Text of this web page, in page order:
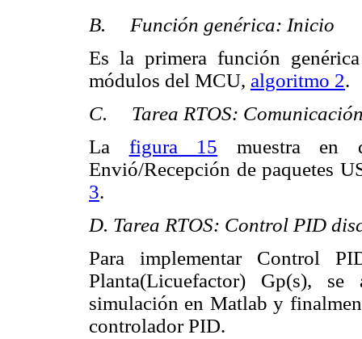
B. Función genérica: Inicio
Es la primera función
módulos del MCU, algoritmo 2.
C. Tarea RTOS:
La figura 15 muestra en
Envió/Recepción de paquetes
3.
D. Tarea RTOS: Control PID
Para implementar Control
Planta(Licuefactor) Gp(s),
simulación en Matlab y
controlador PID.